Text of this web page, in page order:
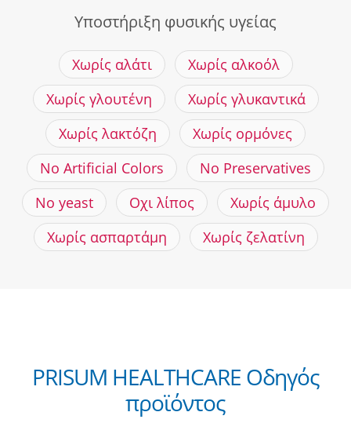
Υποστήριξη φυσικής υγείας
Χωρίς αλάτι
Χωρίς αλκοόλ
Χωρίς γλουτένη
Χωρίς γλυκαντικά
Χωρίς λακτόζη
Χωρίς ορμόνες
No Artificial Colors
No Preservatives
No yeast
Οχι λίπος
Χωρίς άμυλο
Χωρίς ασπαρτάμη
Χωρίς ζελατίνη
PRISUM HEALTHCARE Οδηγός
προϊόντος